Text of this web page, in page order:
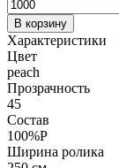
В корзину
Характеристики
Цвет
peach
Прозрачность
45
Состав
100%P
Ширина ролика